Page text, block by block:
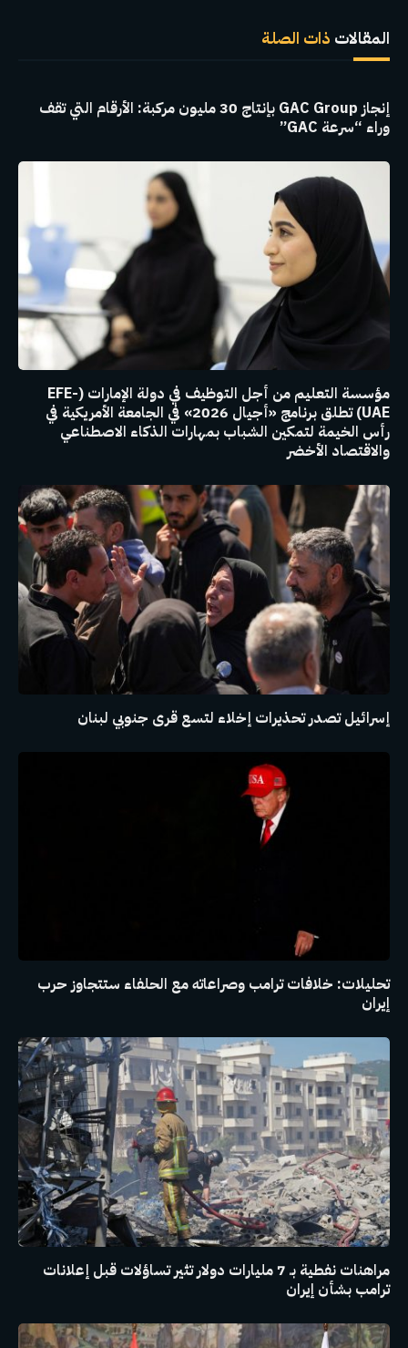
المقالات ذات الصلة
إنجاز GAC Group بإنتاج 30 مليون مركبة: الأرقام التي تقف
وراء “سرعة GAC”
مؤسسة التعليم من أجل التوظيف في دولة الإمارات (EFE-
UAE) تطلق برنامج «أجيال 2026» في الجامعة الأمريكية في
رأس الخيمة لتمكين الشباب بمهارات الذكاء الاصطناعي
والاقتصاد الأخضر
إسرائيل تصدر تحذيرات إخلاء لتسع قرى جنوبي لبنان
تحليلات: خلافات ترامب وصراعاته مع الحلفاء ستتجاوز حرب
إيران
مراهنات نفطية بـ 7 مليارات دولار تثير تساؤلات قبل إعلانات
ترامب بشأن إيران